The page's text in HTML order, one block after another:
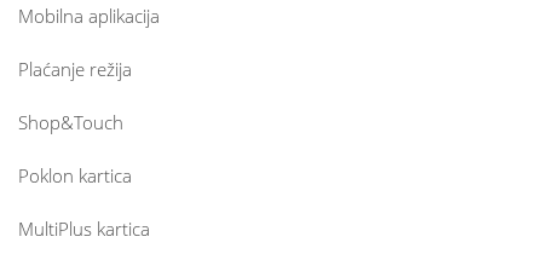
Mobilna aplikacija
Plaćanje režija
Shop&Touch
Poklon kartica
MultiPlus kartica